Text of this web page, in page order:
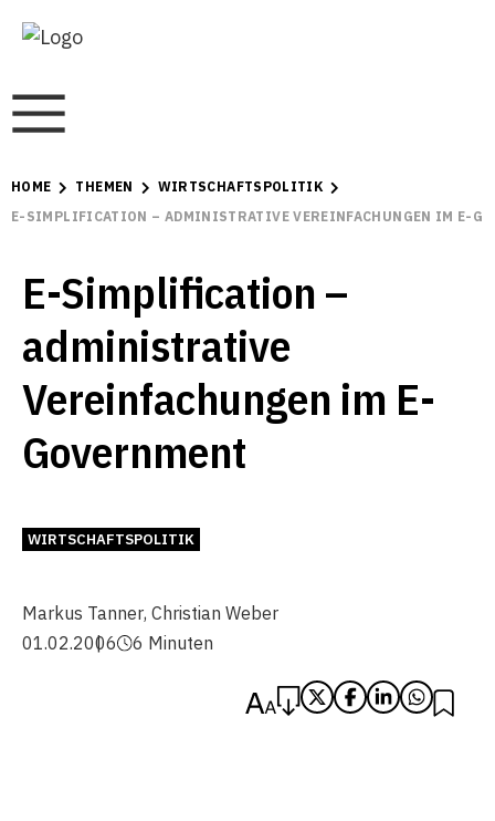
HOME THEMEN
WIRTSCHAFTSPOLITIK
E-SIMPLIFICATION – ADMINISTRATIVE VEREINFACHUNGEN IM E-
E-Simplification –
administrative
Vereinfachungen im E-
Government
WIRTSCHAFTSPOLITIK
Markus Tanner, Christian Weber
01.02.2006
6 Minuten